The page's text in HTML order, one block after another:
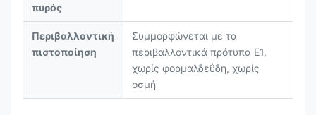
πυρός
Περιβαλλοντική
πιστοποίηση
Συμμορφώνεται με τα
περιβαλλοντικά πρότυπα E1,
χωρίς φορμαλδεΰδη, χωρίς
οσμή